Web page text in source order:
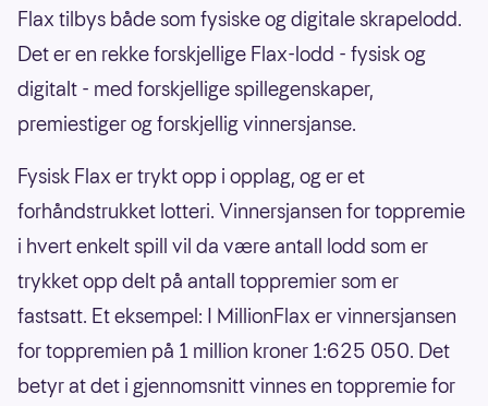
Flax tilbys både som fysiske og digitale skrapelodd.
Det er en rekke forskjellige Flax-lodd - fysisk og
digitalt - med forskjellige spillegenskaper,
premiestiger og forskjellig vinnersjanse.
Fysisk Flax er trykt opp i opplag, og er et
forhåndstrukket lotteri. Vinnersjansen for toppremie
i hvert enkelt spill vil da være antall lodd som er
trykket opp delt på antall toppremier som er
fastsatt. Et eksempel: I MillionFlax er vinnersjansen
for toppremien på 1 million kroner 1:625 050. Det
betyr at det i gjennomsnitt vinnes en toppremie for